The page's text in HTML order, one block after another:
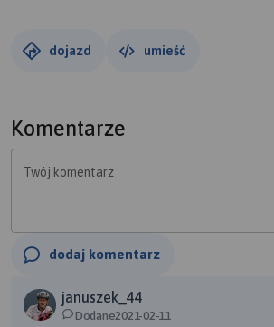
koleinach.
dojazd umieść
Komentarze
Twój komentarz
dodaj komentarz
januszek_44
Dodane2021-02-11